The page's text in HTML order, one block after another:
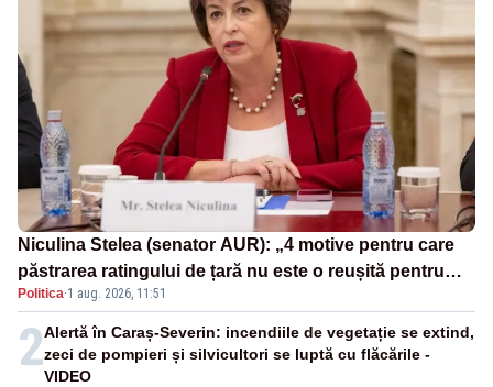
Niculina Stelea (senator AUR): „4 motive pentru care
păstrarea ratingului de țară nu este o reușită pentru
Guvernul Bolojan”
Politica·1 aug. 2026, 11:51
2Alertă în Caraș-Severin: incendiile de vegetație se extind,
zeci de pompieri și silvicultori se luptă cu flăcările -
VIDEO